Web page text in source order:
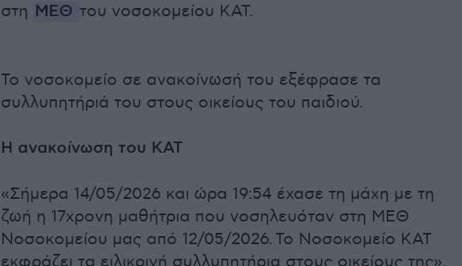
στη ΜΕΘ του νοσοκομείου ΚΑΤ.
Το νοσοκομείο σε ανακοίνωσή του εξέφρασε τα
συλλυπητήριά του στους οικείους του παιδιού.
Η ανακοίνωση του ΚΑΤ
«Σήμερα 14/05/2026 και ώρα 19:54 έχασε τη μάχη με τη
ζωή η 17χρονη μαθήτρια που νοσηλευόταν στη ΜΕΘ
Νοσοκομείου μας από 12/05/2026. Το Νοσοκομείο ΚΑΤ
εκφράζει τα ειλικρινή συλλυπητήρια στους οικείους της».